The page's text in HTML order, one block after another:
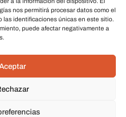
nos permitirá procesar datos como el
las identificaciones únicas en este sitio.
puede afectar negativamente a
Velas
esenciales
Contacto
Maris, 20 50015 Zaragoza